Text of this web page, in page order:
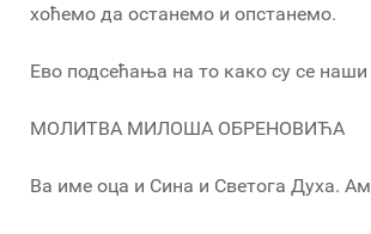
хоћемо да останемо и опстанемо.
Ево подсећања на то како су се
МОЛИТВА МИЛОША ОБРЕНОВИЋА
Ва име оца и Сина и Светога Духа.